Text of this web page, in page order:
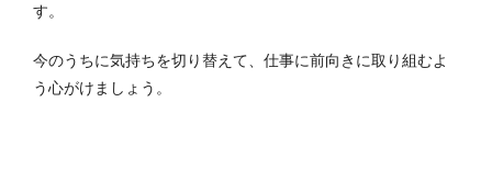
す。
今のうちに気持ちを切り替えて、仕事に前向きに取り組むよ
う心がけましょう。